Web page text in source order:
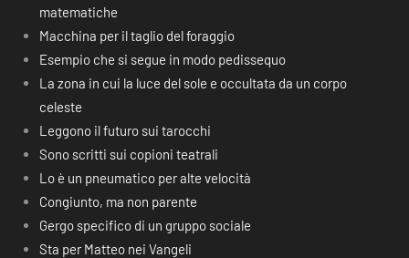
matematiche
Macchina per il taglio del foraggio
Esempio che si segue in modo pedissequo
La zona in cui la luce del sole e occultata da un corpo
celeste
Leggono il futuro sui tarocchi
Sono scritti sui copioni teatrali
Lo è un pneumatico per alte velocità
Congiunto, ma non parente
Gergo specifico di un gruppo sociale
Sta per Matteo nei Vangeli